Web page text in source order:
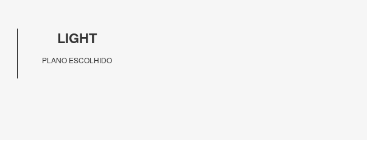
LIGHT
PLANO ESCOLHIDO